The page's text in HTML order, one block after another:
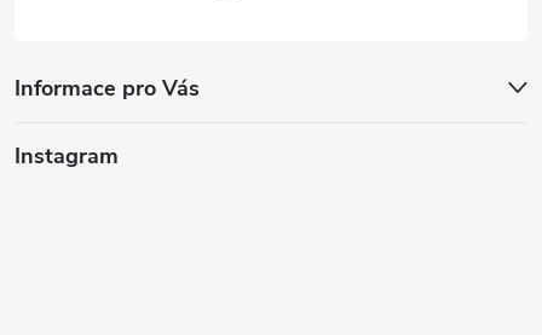
Informace pro Vás
Instagram